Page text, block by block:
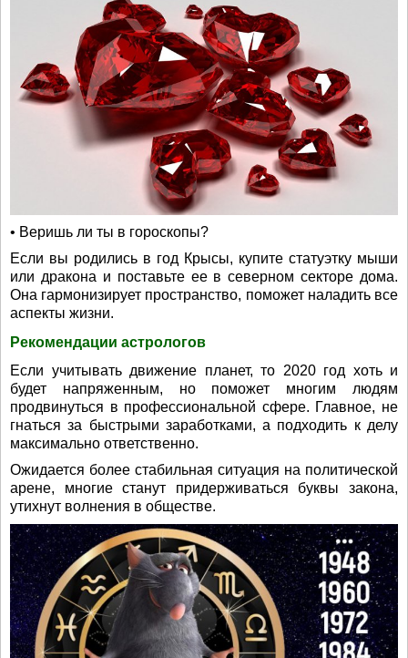
• Веришь ли ты в гороскопы?
Если вы родились в год Крысы, купите статуэтку мыши
или дракона и поставьте ее в северном секторе дома.
Она гармонизирует пространство, поможет наладить все
аспекты жизни.
Рекомендации астрологов
Если учитывать движение планет, то 2020 год хоть и
будет напряженным, но поможет многим людям
продвинуться в профессиональной сфере. Главное, не
гнаться за быстрыми заработками, а подходить к делу
максимально ответственно.
Ожидается более стабильная ситуация на политической
арене, многие станут придерживаться буквы закона,
утихнут волнения в обществе.